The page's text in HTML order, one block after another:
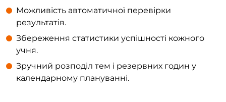
Можливість автоматичної перевірки
результатів.
Збереження статистики успішності кожного
учня.
Зручний розподіл тем і резервних годин у
календарному плануванні.